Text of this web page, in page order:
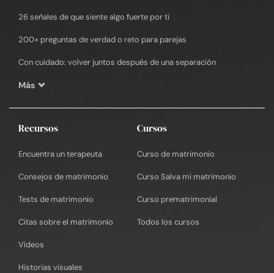
26 señales de que siente algo fuerte por ti
200+ preguntas de verdad o reto para parejas
Con cuidado: volver juntos después de una separación
Más
Recursos
Encuentra un terapeuta
Consejos de matrimonio
Tests de matrimonio
Citas sobre el matrimonio
Vídeos
Historias visuales
Cursos
Curso de matrimonio
Curso Salva mi matrimonio
Curso prematrimonial
Todos los cursos